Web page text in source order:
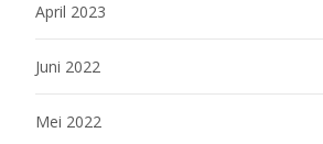
April 2023
Juni 2022
Mei 2022